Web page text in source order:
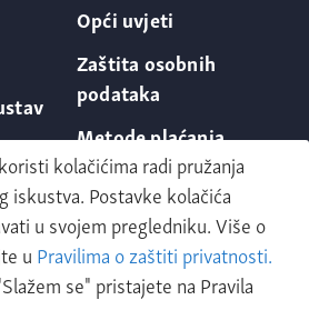
Opći uvjeti
Zaštita osobnih
podataka
Metode plaćanja
kolačićima radi pružanja
iskustva. Postavke kolačića
u svojem pregledniku. Više o
u Pravilima o zaštiti privatnosti.
se" pristajete na Pravila